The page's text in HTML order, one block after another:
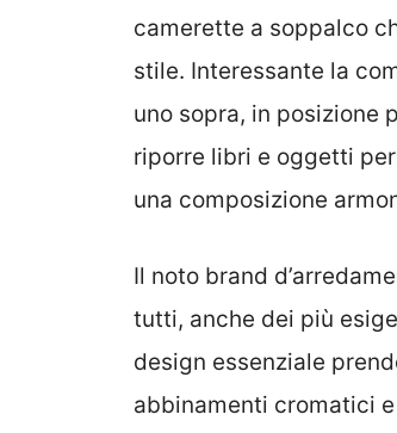
camerette a soppalco
stile. Interessante la
uno sopra, in posizione
riporre libri e oggetti
una composizione
Il noto brand
tutti, anche dei più
design essenziale
abbinamenti cromatici